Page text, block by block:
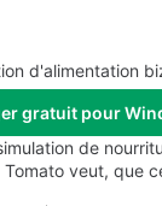
d'alimentation
gratuit pour
de
veut, que